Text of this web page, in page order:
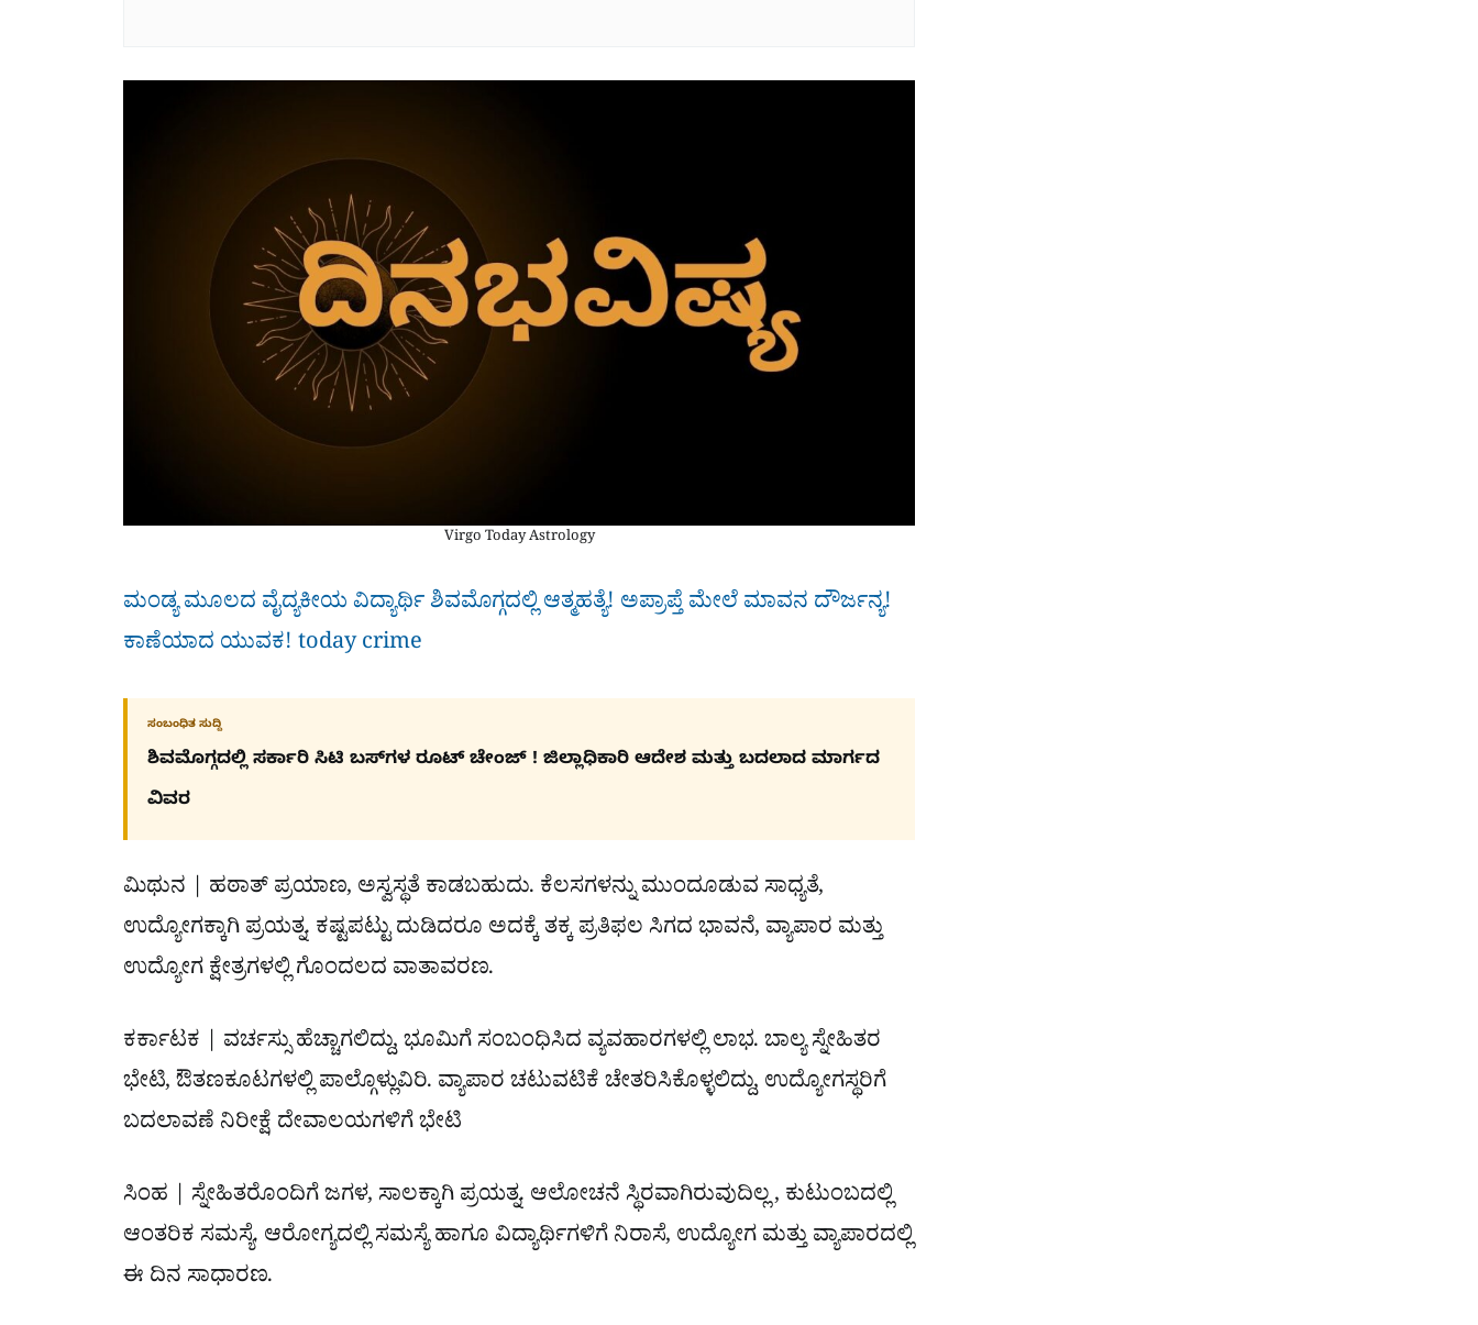
Virgo Today Astrology
ಮಂಡ್ಯ ಮೂಲದ ವೈದ್ಯಕೀಯ ವಿದ್ಯಾರ್ಥಿ ಶಿವಮೊಗ್ಗದಲ್ಲಿ ಆತ್ಮಹತ್ಯೆ! ಅಪ್ರಾಪ್ತೆ ಮೇಲೆ ಮಾವನ ದೌರ್ಜನ್ಯ!
ಕಾಣೆಯಾದ ಯುವಕ! today crime
ಸಂಬಂಧಿತ ಸುದ್ದಿ
ಶಿವಮೊಗ್ಗದಲ್ಲಿ ಸರ್ಕಾರಿ ಸಿಟಿ ಬಸ್​ಗಳ ರೂಟ್ ಚೇಂಜ್ ! ಜಿಲ್ಲಾಧಿಕಾರಿ ಆದೇಶ ಮತ್ತು ಬದಲಾದ ಮಾರ್ಗದ
ವಿವರ
ಮಿಥುನ | ಹಠಾತ್ ಪ್ರಯಾಣ, ಅಸ್ವಸ್ಥತೆ ಕಾಡಬಹುದು. ಕೆಲಸಗಳನ್ನು ಮುಂದೂಡುವ ಸಾಧ್ಯತೆ,
ಉದ್ಯೋಗಕ್ಕಾಗಿ ಪ್ರಯತ್ನ. ಕಷ್ಟಪಟ್ಟು ದುಡಿದರೂ ಅದಕ್ಕೆ ತಕ್ಕ ಪ್ರತಿಫಲ ಸಿಗದ ಭಾವನೆ, ವ್ಯಾಪಾರ ಮತ್ತು
ಉದ್ಯೋಗ ಕ್ಷೇತ್ರಗಳಲ್ಲಿ ಗೊಂದಲದ ವಾತಾವರಣ.
ಕರ್ಕಾಟಕ | ವರ್ಚಸ್ಸು ಹೆಚ್ಚಾಗಲಿದ್ದು, ಭೂಮಿಗೆ ಸಂಬಂಧಿಸಿದ ವ್ಯವಹಾರಗಳಲ್ಲಿ ಲಾಭ. ಬಾಲ್ಯ ಸ್ನೇಹಿತರ
ಭೇಟಿ, ಔತಣಕೂಟಗಳಲ್ಲಿ ಪಾಲ್ಗೊಳ್ಲುವಿರಿ. ವ್ಯಾಪಾರ ಚಟುವಟಿಕೆ ಚೇತರಿಸಿಕೊಳ್ಳಲಿದ್ದು, ಉದ್ಯೋಗಸ್ಥರಿಗೆ
ಬದಲಾವಣೆ ನಿರೀಕ್ಷೆ ದೇವಾಲಯಗಳಿಗೆ ಭೇಟಿ
ಸಿಂಹ | ಸ್ನೇಹಿತರೊಂದಿಗೆ ಜಗಳ, ಸಾಲಕ್ಕಾಗಿ ಪ್ರಯತ್ನ. ಆಲೋಚನೆ ಸ್ಥಿರವಾಗಿರುವುದಿಲ್ಲ , ಕುಟುಂಬದಲ್ಲಿ
ಆಂತರಿಕ ಸಮಸ್ಯೆ. ಆರೋಗ್ಯದಲ್ಲಿ ಸಮಸ್ಯೆ ಹಾಗೂ ವಿದ್ಯಾರ್ಥಿಗಳಿಗೆ ನಿರಾಸೆ, ಉದ್ಯೋಗ ಮತ್ತು ವ್ಯಾಪಾರದಲ್ಲಿ
ಈ ದಿನ ಸಾಧಾರಣ.